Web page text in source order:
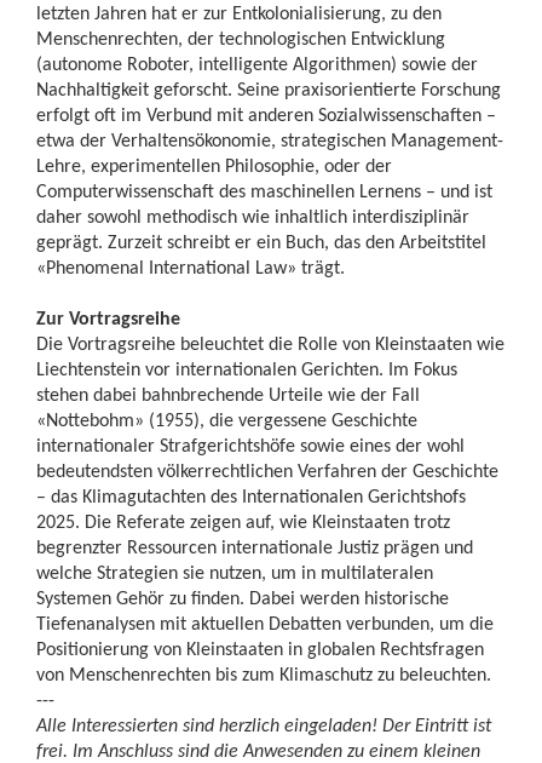
letzten Jahren hat er zur Entkolonialisierung, zu den
Menschenrechten, der technologischen Entwicklung
(autonome Roboter, intelligente Algorithmen) sowie der
Nachhaltigkeit geforscht. Seine praxisorientierte Forschung
erfolgt oft im Verbund mit anderen Sozialwissenschaften –
etwa der Verhaltensökonomie, strategischen Management-
Lehre, experimentellen Philosophie, oder der
Computerwissenschaft des maschinellen Lernens – und ist
daher sowohl methodisch wie inhaltlich interdisziplinär
geprägt. Zurzeit schreibt er ein Buch, das den Arbeitstitel
«Phenomenal International Law» trägt.
Zur Vortragsreihe
Die Vortragsreihe beleuchtet die Rolle von Kleinstaaten wie
Liechtenstein vor internationalen Gerichten. Im Fokus
stehen dabei bahnbrechende Urteile wie der Fall
«Nottebohm» (1955), die vergessene Geschichte
internationaler Strafgerichtshöfe sowie eines der wohl
bedeutendsten völkerrechtlichen Verfahren der Geschichte
– das Klimagutachten des Internationalen Gerichtshofs
2025. Die Referate zeigen auf, wie Kleinstaaten trotz
begrenzter Ressourcen internationale Justiz prägen und
welche Strategien sie nutzen, um in multilateralen
Systemen Gehör zu finden. Dabei werden historische
Tiefenanalysen mit aktuellen Debatten verbunden, um die
Positionierung von Kleinstaaten in globalen Rechtsfragen
von Menschenrechten bis zum Klimaschutz zu beleuchten.
---
Alle Interessierten sind herzlich eingeladen! Der Eintritt ist
frei. Im Anschluss sind die Anwesenden zu einem kleinen